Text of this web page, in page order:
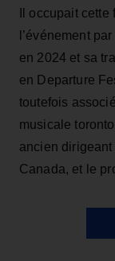
Il occupait
l’événement
en 2024 et sa
en Departure
toutefois
musicale
ancien
Canada, et le